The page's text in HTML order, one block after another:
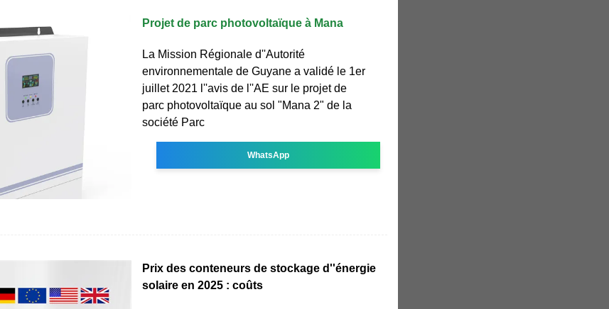
Projet de parc photovoltaïque à Mana
La Mission Régionale d''Autorité
environnementale de Guyane a validé le 1er
juillet 2021 l''avis de l''AE sur le projet de
parc photovoltaïque au sol "Mana 2" de la
société Parc
WhatsApp
Prix des conteneurs de stockage d''énergie
solaire en 2025 : coûts